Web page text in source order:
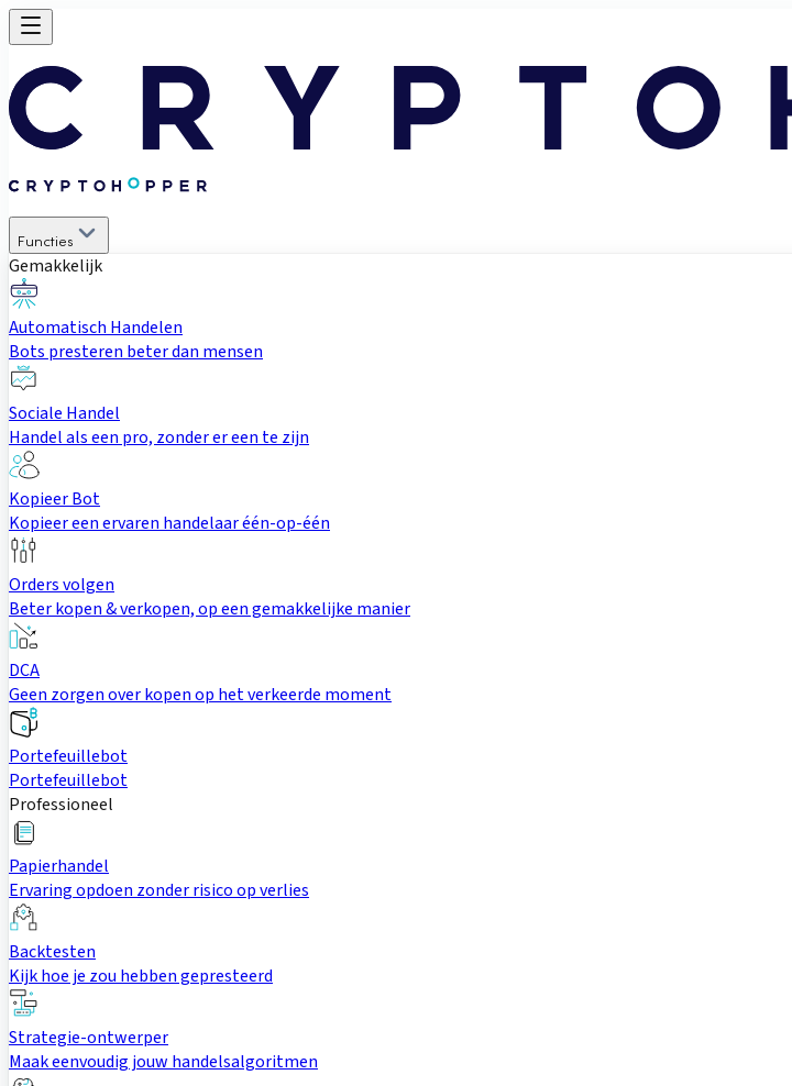
Functies
Gemakkelijk
Automatisch Handelen
Bots presteren beter dan mensen
Sociale Handel
Handel als een pro, zonder er een te zijn
Kopieer Bot
Kopieer een ervaren handelaar één-op-één
Orders volgen
Beter kopen & verkopen, op een gemakkelijke manier
DCA
Geen zorgen over kopen op het verkeerde moment
Portefeuillebot
Portefeuillebot
Professioneel
Papierhandel
Ervaring opdoen zonder risico op verlies
Backtesten
Kijk hoe je zou hebben gepresteerd
Strategie-ontwerper
Maak eenvoudig jouw handelsalgoritmen